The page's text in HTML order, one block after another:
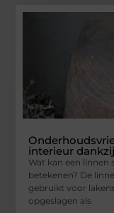
interieur
Wat kan een
betekenen? De
gebruikt voor
opgeslagen als